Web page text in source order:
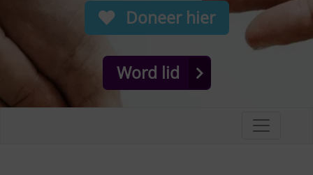
Doneer hier
Word lid